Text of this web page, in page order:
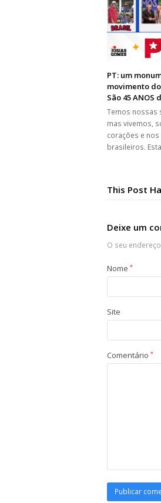
PT: um
movimento
São 45 ANOS
Temos nossas
mas vivemos,
corações e
brasileiros.
This Post
Deixe um
O seu
Nome *
Site
Comentário *